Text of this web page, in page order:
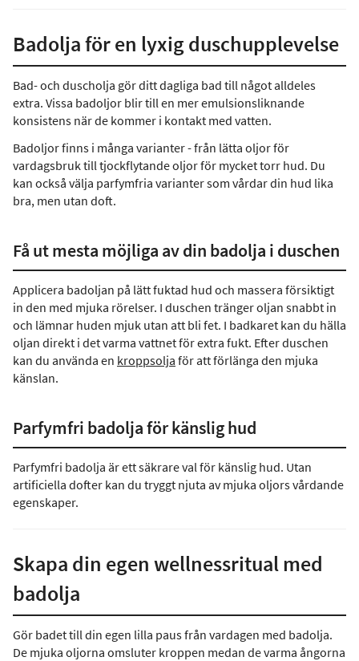
Badolja för en lyxig duschupplevelse
Bad- och duscholja gör ditt dagliga bad till något alldeles
extra. Vissa badoljor blir till en mer emulsionsliknande
konsistens när de kommer i kontakt med vatten.
Badoljor finns i många varianter - från lätta oljor för
vardagsbruk till tjockflytande oljor för mycket torr hud. Du
kan också välja parfymfria varianter som vårdar din hud lika
bra, men utan doft.
Få ut mesta möjliga av din badolja i duschen
Applicera badoljan på lätt fuktad hud och massera försiktigt
in den med mjuka rörelser. I duschen tränger oljan snabbt in
och lämnar huden mjuk utan att bli fet. I badkaret kan du hälla
oljan direkt i det varma vattnet för extra fukt. Efter duschen
kan du använda en kroppsolja för att förlänga den mjuka
känslan.
Parfymfri badolja för känslig hud
Parfymfri badolja är ett säkrare val för känslig hud. Utan
artificiella dofter kan du tryggt njuta av mjuka oljors vårdande
egenskaper.
Skapa din egen wellnessritual med
badolja
Gör badet till din egen lilla paus från vardagen med badolja.
De mjuka oljorna omsluter kroppen medan de varma ångorna